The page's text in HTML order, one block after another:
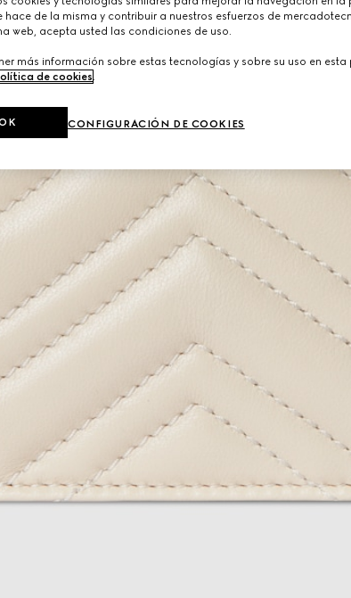
hace de la misma y contribuir a nuestros esfuerzos de
web, acepta usted las condiciones de uso.
más información sobre estas tecnologías y sobre su uso en
de cookies.
CONFIGURACIÓN DE COOKIES